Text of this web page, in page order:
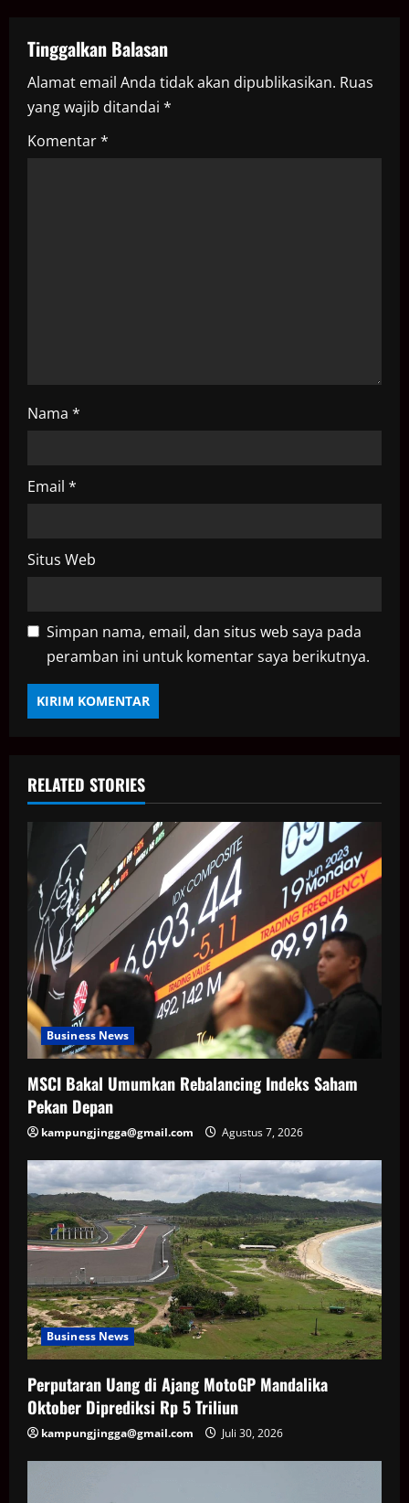
a
v
i
g
Tinggalkan Balasan
Alamat email Anda tidak akan dipublikasikan. Ruas
yang wajib ditandai *
Komentar*
Nama *
Email *
Situs Web
Simpan nama, email, dan situs web saya pada
peramban ini untuk komentar saya berikutnya.
RELATED STORIES
Business News
MSCI Bakal Umumkan Rebalancing Indeks Saham
Pekan Depan
kampungjingga@gmail.com Agustus 7, 2026
Business News
Perputaran Uang di Ajang MotoGP Mandalika
Oktober Diprediksi Rp 5 Triliun
kampungjingga@gmail.com Juli 30, 2026